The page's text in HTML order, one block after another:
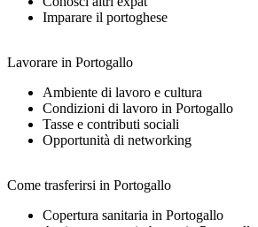
Imparare il portoghese
Lavorare in Portogallo
Ambiente di lavoro e cultura
Condizioni di lavoro in Portogallo
Tasse e contributi sociali
Opportunità di networking
Come trasferirsi in Portogallo
Copertura sanitaria in Portogallo